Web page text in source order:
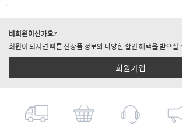
비회원이신가요?
회원이 되시면 빠른 신상품 정보와 다양한 할인 혜택을 받으실
회원가입